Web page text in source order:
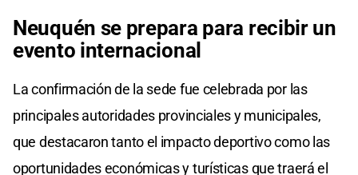
Neuquén se prepara para recibir un
evento internacional
La confirmación de la sede fue celebrada por las
principales autoridades provinciales y municipales,
que destacaron tanto el impacto deportivo como las
oportunidades económicas y turísticas que traerá el